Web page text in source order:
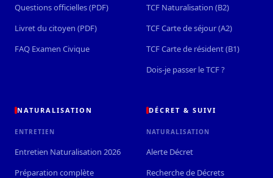
Questions officielles (PDF)
Livret du citoyen (PDF)
FAQ Examen Civique
TCF Naturalisation (B2)
TCF Carte de séjour (A2)
TCF Carte de résident (B1)
Dois-je passer le TCF ?
NATURALISATION
ENTRETIEN
Entretien Naturalisation 2026
Préparation complète
DÉCRET & SUIVI
NATURALISATION
Alerte Décret
Recherche de Décrets